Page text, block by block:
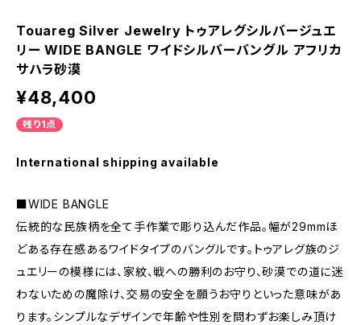
Touareg Silver Jewelry トゥアレグシルバージュエ
リー WIDE BANGLE ワイドシルバーバングル アフリカ
サハラ砂漠
¥48,400
残り1点
International shipping available
■WIDE BANGLE
伝統的な民族柄を全て手作業で彫り込んだ作品。幅が29mmほ
どある存在感あるワイドタイプのバングルです。トゥアレグ族のジ
ュエリーの模様には、家紋、戦への勝利のお守り、砂漠での道に迷
わないための魔除け、交易の安全を願うお守りといった意味があ
ります。シンプルなデザインで年齢や性別を問わずお楽しみ頂け